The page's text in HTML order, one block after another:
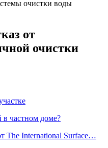
от
очистки
в частном доме?
The International Surface…